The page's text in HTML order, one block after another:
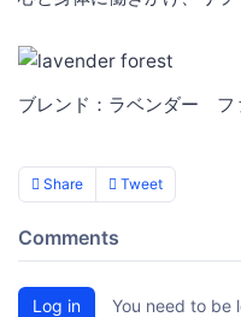
ブレンド：ラベンダー フ
Share Tweet
Comments
Log in You need to be